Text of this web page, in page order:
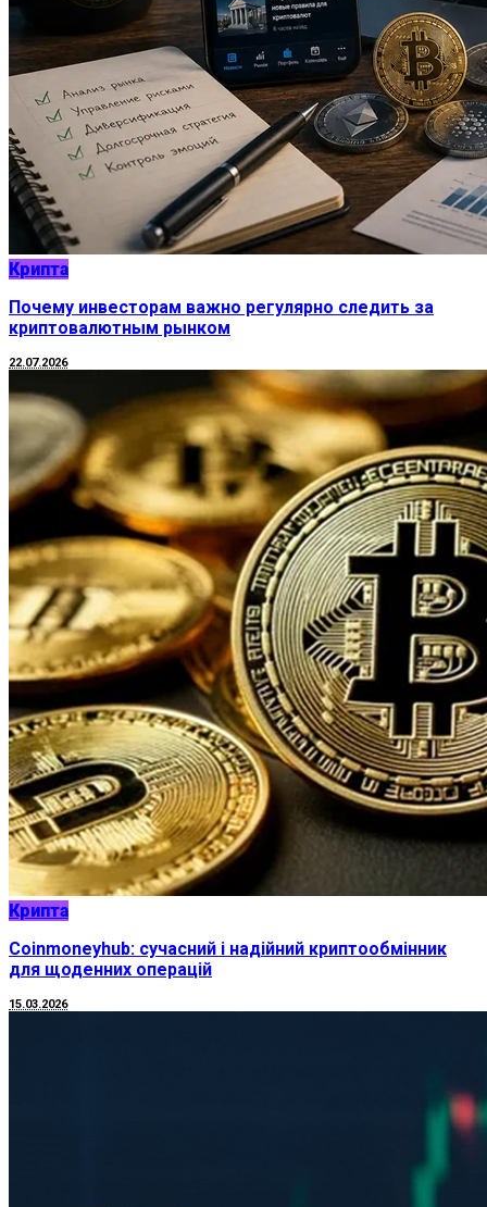
Крипта
Почему инвесторам важно регулярно следить за
криптовалютным рынком
22.07.2026
Крипта
Coinmoneyhub: сучасний і надійний криптообмінник
для щоденних операцій
15.03.2026